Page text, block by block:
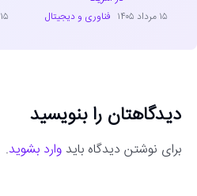
۱۵ مرداد ۱۴۰۵ فناوری و دیجیتال ۱۵ مرداد ۱۴۰۵
دیدگاهتان را بنویسید
برای نوشتن دیدگاه باید وارد بشوید.